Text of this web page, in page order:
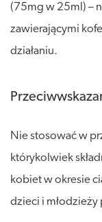
(75mg w 25ml) –
zawierającymi
działaniu.
Nie stosować w
którykolwiek
kobiet w okresie
dzieci i młodzieży